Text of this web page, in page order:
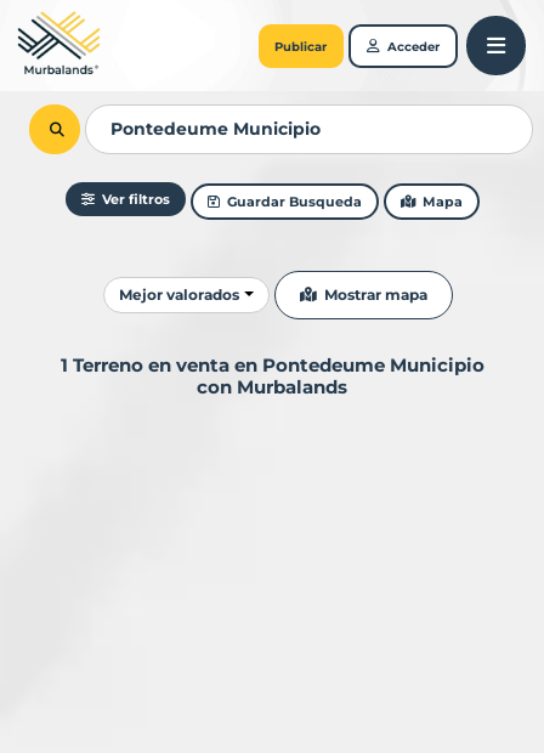
Publicar Acceder
Ver filtros Guardar Busqueda Mapa
Ordenar resultados
Mejor valorados Mostrar mapa
1 Terreno en venta en Pontedeume Municipio
con Murbalands